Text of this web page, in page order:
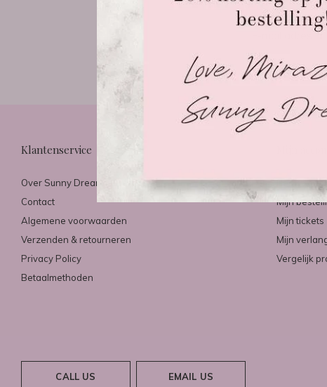
Klantenservice
Over Sunny Dreams & Mirazo
Contact
Algemene voorwaarden
Verzenden & retourneren
Privacy Policy
Betaalmethoden
Registreren
Mijn
Mijn tickets
Mijn
Vergelijk
CALL US EMAIL US